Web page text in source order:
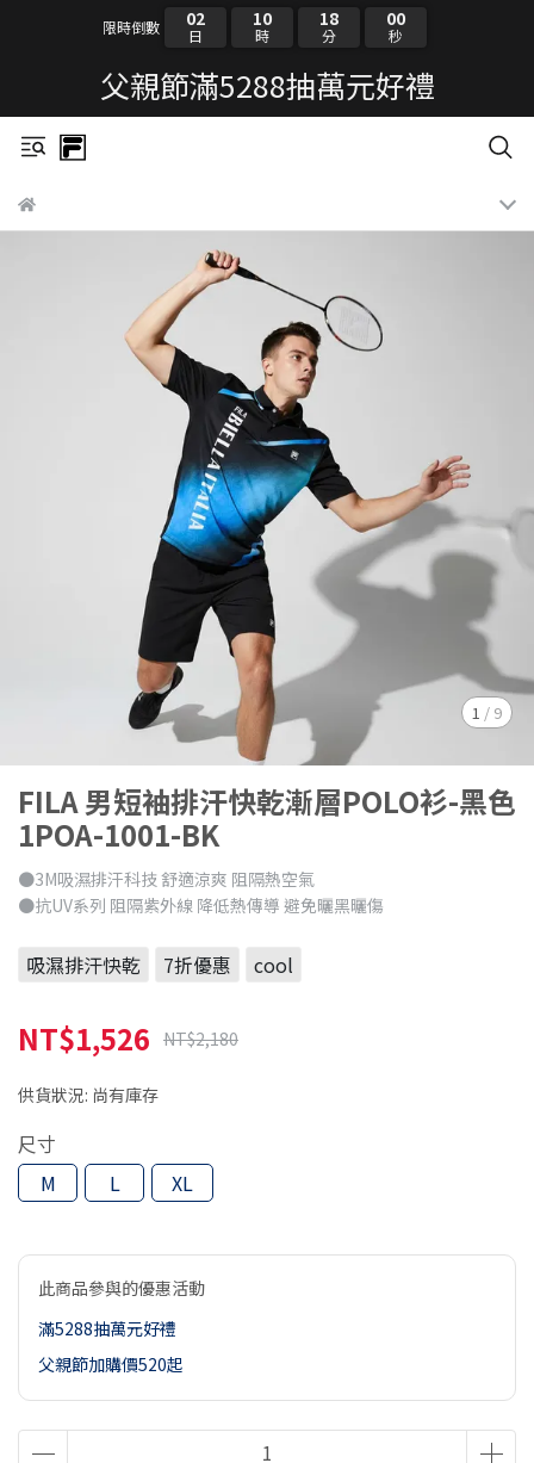
限時倒數 02
日
10
時
17
分
59
秒
父親節滿5288抽萬元好禮
1 / 9
FILA 男短袖排汗快乾漸層POLO衫-黑色
1POA-1001-BK
●3M吸濕排汗科技 舒適涼爽 阻隔熱空氣
●抗UV系列 阻隔紫外線 降低熱傳導 避免曬黑曬傷
吸濕排汗快乾 7折優惠 cool
NT$1,526 NT$2,180
供貨狀況: 尚有庫存
尺寸
M
L XL
此商品參與的優惠活動
滿5288抽萬元好禮
父親節加購價520起